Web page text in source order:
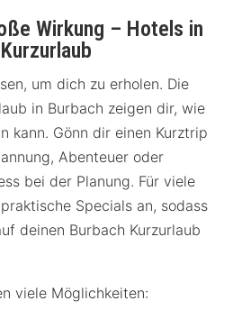
Wirkung – Hotels in
um dich zu erholen. Die
in Burbach zeigen dir, wie
kann. Gönn dir einen Kurztrip
Abenteuer oder
bei der Planung. Für viele
Specials an, sodass
deinen Burbach Kurzurlaub
viele Möglichkeiten: